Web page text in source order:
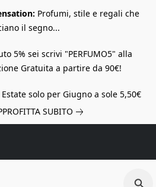
Profumi, stile e regali che
il segno...
5% sei scrivi "PERFUMO5" alla
Gratuita a partire da 90€!
solo per Giugno a sole 5,50€
SUBITO